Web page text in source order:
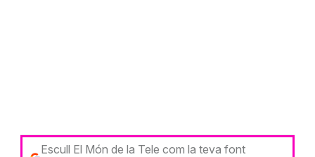
Escull El Món de la Tele com la teva font